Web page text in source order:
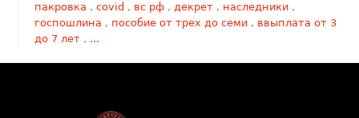
пакровка ,covid , вс рф ,декрет , наследники ,
госпошлина , пособие от трех до семи , ввыплата от 3
до 7 лет , ...